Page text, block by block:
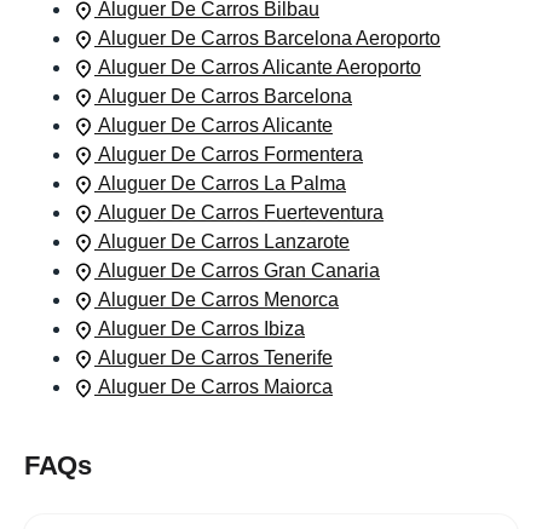
Aluguer De Carros Bilbau
Aluguer De Carros Barcelona Aeroporto
Aluguer De Carros Alicante Aeroporto
Aluguer De Carros Barcelona
Aluguer De Carros Alicante
Aluguer De Carros Formentera
Aluguer De Carros La Palma
Aluguer De Carros Fuerteventura
Aluguer De Carros Lanzarote
Aluguer De Carros Gran Canaria
Aluguer De Carros Menorca
Aluguer De Carros Ibiza
Aluguer De Carros Tenerife
Aluguer De Carros Maiorca
FAQs